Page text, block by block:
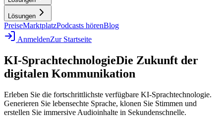
Lösungen
PreiseMarktplatzPodcasts hörenBlog
AnmeldenZur Startseite
KI-SprachtechnologieDie Zukunft der
digitalen Kommunikation
Erleben Sie die fortschrittlichste verfügbare KI-Sprachtechnologie.
Generieren Sie lebensechte Sprache, klonen Sie Stimmen und
erstellen Sie immersive Audioinhalte in Sekundenschnelle.